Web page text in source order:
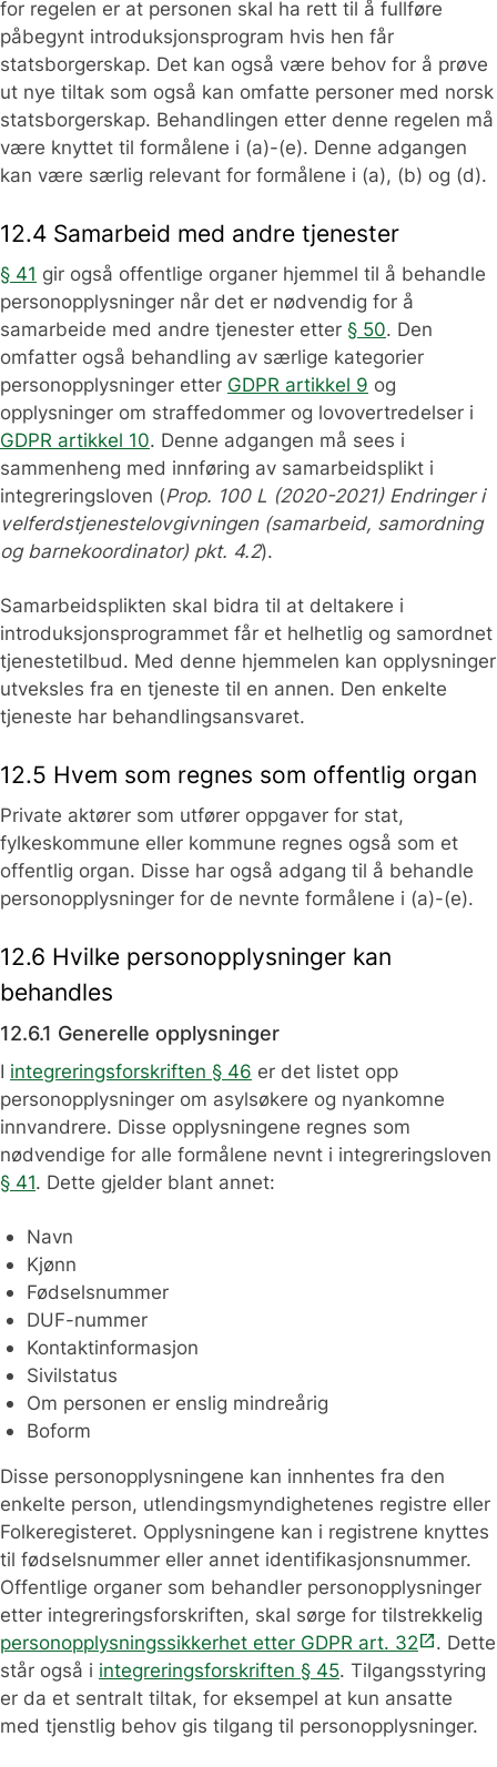
for regelen er at personen skal ha rett til å fullføre
påbegynt introduksjonsprogram hvis hen får
statsborgerskap. Det kan også være behov for å prøve
ut nye tiltak som også kan omfatte personer med norsk
statsborgerskap. Behandlingen etter denne regelen må
være knyttet til formålene i (a)-(e). Denne adgangen
kan være særlig relevant for formålene i (a), (b) og (d).
12.4 Samarbeid med andre tjenester
§ 41 gir også offentlige organer hjemmel til å behandle
personopplysninger når det er nødvendig for å
samarbeide med andre tjenester etter § 50. Den
omfatter også behandling av særlige kategorier
personopplysninger etter GDPR artikkel 9 og
opplysninger om straffedommer og lovovertredelser i
GDPR artikkel 10. Denne adgangen må sees i
sammenheng med innføring av samarbeidsplikt i
integreringsloven (Prop. 100 L (2020-2021) Endringer i
velferdstjenestelovgivningen (samarbeid, samordning
og barnekoordinator) pkt. 4.2).
Samarbeidsplikten skal bidra til at deltakere i
introduksjonsprogrammet får et helhetlig og samordnet
tjenestetilbud. Med denne hjemmelen kan opplysninger
utveksles fra en tjeneste til en annen. Den enkelte
tjeneste har behandlingsansvaret.
12.5 Hvem som regnes som offentlig organ
Private aktører som utfører oppgaver for stat,
fylkeskommune eller kommune regnes også som et
offentlig organ. Disse har også adgang til å behandle
personopplysninger for de nevnte formålene i (a)-(e).
12.6 Hvilke personopplysninger kan
behandles
12.6.1 Generelle opplysninger
I integreringsforskriften § 46 er det listet opp
personopplysninger om asylsøkere og nyankomne
innvandrere. Disse opplysningene regnes som
nødvendige for alle formålene nevnt i integreringsloven
§ 41. Dette gjelder blant annet:
Navn
Kjønn
Fødselsnummer
DUF-nummer
Kontaktinformasjon
Sivilstatus
Om personen er enslig mindreårig
Boform
Disse personopplysningene kan innhentes fra den
enkelte person, utlendingsmyndighetenes registre eller
Folkeregisteret. Opplysningene kan i registrene knyttes
til fødselsnummer eller annet identifikasjonsnummer.
Offentlige organer som behandler personopplysninger
etter integreringsforskriften, skal sørge for tilstrekkelig
personopplysningssikkerhet etter GDPR art. 32open_in_new. Dette
står også i integreringsforskriften § 45. Tilgangsstyring
er da et sentralt tiltak, for eksempel at kun ansatte
med tjenstlig behov gis tilgang til personopplysninger.